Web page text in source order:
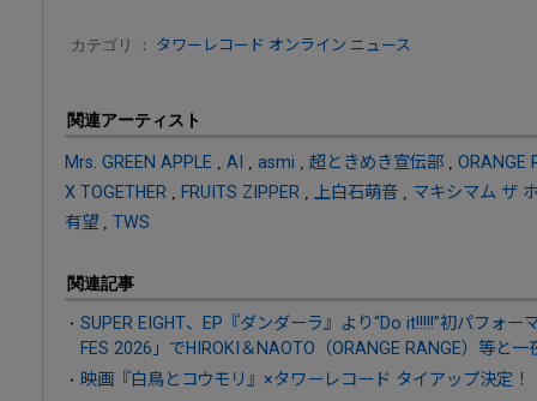
カテゴリ ： タワーレコード オンライン ニュース
関連アーティスト
Mrs. GREEN APPLE AI asmi 超ときめき宣伝部
ORANGE
X TOGETHER
FRUITS ZIPPER 上白石萌音
マキシマム ザ
有望
TWS
関連記事
SUPER EIGHT、EP『ダンダーラ』より“Do it!!!!!”初パフォ
FES 2026」でHIROKI＆NAOTO（ORANGE RANGE）等と
映画『白鳥とコウモリ』×タワーレコード タイアップ決定！